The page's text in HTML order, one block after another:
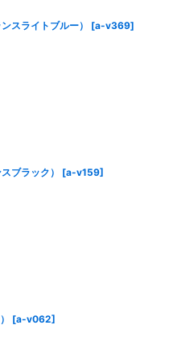
スライトブルー） [a-v369]
ブラック） [a-v159]
[a-v062]